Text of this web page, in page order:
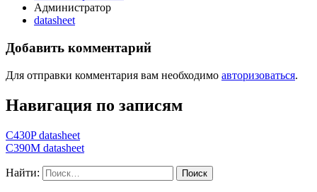
Администратор
datasheet
Добавить комментарий
Для отправки комментария вам необходимо авторизоваться.
Навигация по записям
C430P datasheet
C390M datasheet
Найти: